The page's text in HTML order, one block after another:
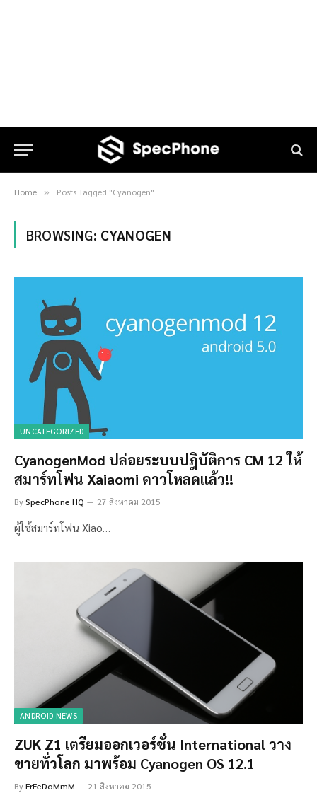
Home » Posts Tagged "Cyanogen"
BROWSING: CYANOGEN
UNCATEGORIZED
CyanogenMod ปล่อยระบบปฎิบัติการ CM 12 ให้
สมาร์ทโฟน Xaiaomi ดาวโหลดแล้ว!!
BySpecPhone HQ 27 สิงหาคม 2015
ผู้ใช้สมาร์ทโฟน Xiao…
ANDROID NEWS
ZUK Z1 เตรียมออกเวอร์ชั่น International วาง
ขายทั่วโลก มาพร้อม Cyanogen OS 12.1
ByFrEeDoMmM 21 สิงหาคม 2015